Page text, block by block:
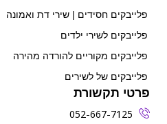
פלייבקים חסידים | שירי דת ואמונה
פלייבקים לשירי ילדים
פלייבקים מקוריים להורדה מהירה
פלייבקים של לשירים
פרטי תקשורת
052-667-7125